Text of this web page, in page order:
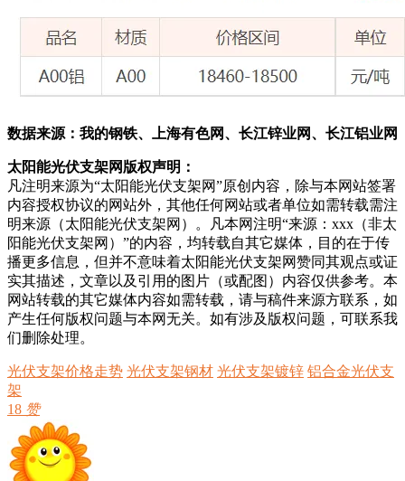
数据来源：我的钢铁、上海有色网、长江锌业网、长江铝业网
太阳能光伏支架网版权声明：
凡注明来源为“太阳能光伏支架网”原创内容，除与本网站签署
内容授权协议的网站外，其他任何网站或者单位如需转载需注
明来源（太阳能光伏支架网）。凡本网注明“来源：xxx（非太
阳能光伏支架网）”的内容，均转载自其它媒体，目的在于传
播更多信息，但并不意味着太阳能光伏支架网赞同其观点或证
实其描述，文章以及引用的图片（或配图）内容仅供参考。本
网站转载的其它媒体内容如需转载，请与稿件来源方联系，如
产生任何版权问题与本网无关。如有涉及版权问题，可联系我
们删除处理。
光伏支架价格走势 光伏支架钢材 光伏支架镀锌 铝合金光伏支
架
18 赞